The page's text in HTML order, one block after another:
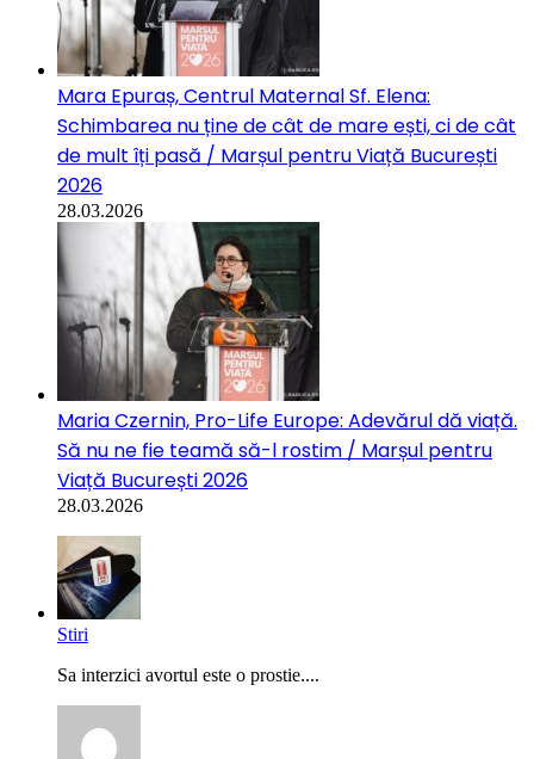
Mara Epuraș, Centrul Maternal Sf. Elena:
Schimbarea nu ține de cât de mare ești, ci de cât
de mult îți pasă / Marșul pentru Viață București
2026
28.03.2026
Maria Czernin, Pro-Life Europe: Adevărul dă viață.
Să nu ne fie teamă să-l rostim / Marșul pentru
Viață București 2026
28.03.2026
Stiri
Sa interzici avortul este o prostie....